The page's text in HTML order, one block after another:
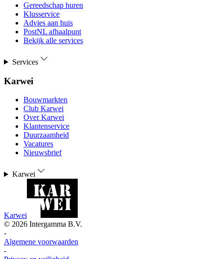
Gereedschap huren
Klusservice
Advies aan huis
PostNL afhaalpunt
Bekijk alle services
Services
Karwei
Bouwmarkten
Club Karwei
Over Karwei
Klantenservice
Duurzaamheid
Vacatures
Nieuwsbrief
Karwei
Karwei
© 2026 Intergamma B.V.
-
Algemene voorwaarden
-